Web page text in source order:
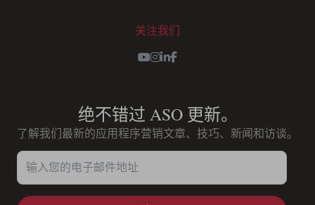
关注我们
Youtube
Instagram
LinkedIn
Facebook
绝不错过 ASO 更新。
了解我们最新的应用程序营销文章、技巧、新闻和访谈。
输入您的电子邮件地址